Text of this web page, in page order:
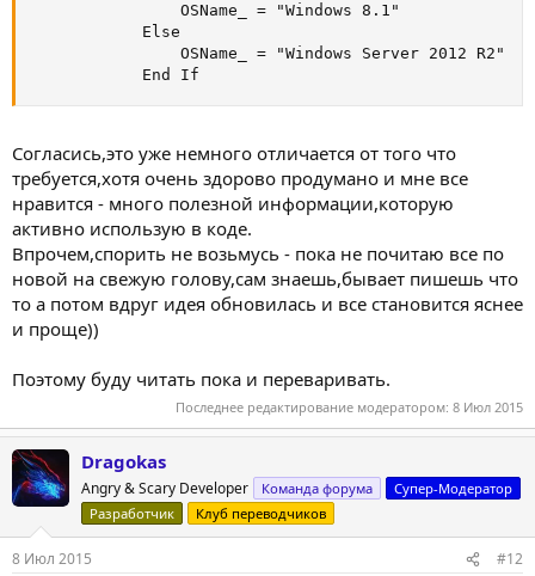
                OSName_ = "Windows 8.1"
            Else
                OSName_ = "Windows Server 2012 R2"
            End If
Согласись,это уже немного отличается от того что
требуется,хотя очень здорово продумано и мне все
нравится - много полезной информации,которую
активно использую в коде.
Впрочем,спорить не возьмусь - пока не почитаю все по
новой на свежую голову,сам знаешь,бывает пишешь что
то а потом вдруг идея обновилась и все становится яснее
и проще))
Поэтому буду читать пока и переваривать.
Последнее редактирование модератором: 8 Июл 2015
Dragokas
Angry & Scary Developer Команда форума
Супер-Модератор
Разработчик
Клуб переводчиков
8 Июл 2015 #12